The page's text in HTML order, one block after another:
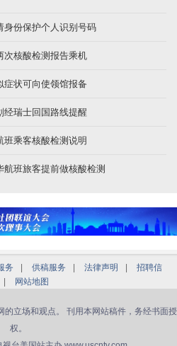
身份保护个人识别号码
次核酸检测报告乘机
症状可向使领馆报备
经瑞士回国路线提醒
乘客核酸检测说明
班旅客提前做核酸检测
务 供稿服务 法律声明
招聘信
网站地图
立场和观点。 刊用本网站稿件，务经书面授
权。